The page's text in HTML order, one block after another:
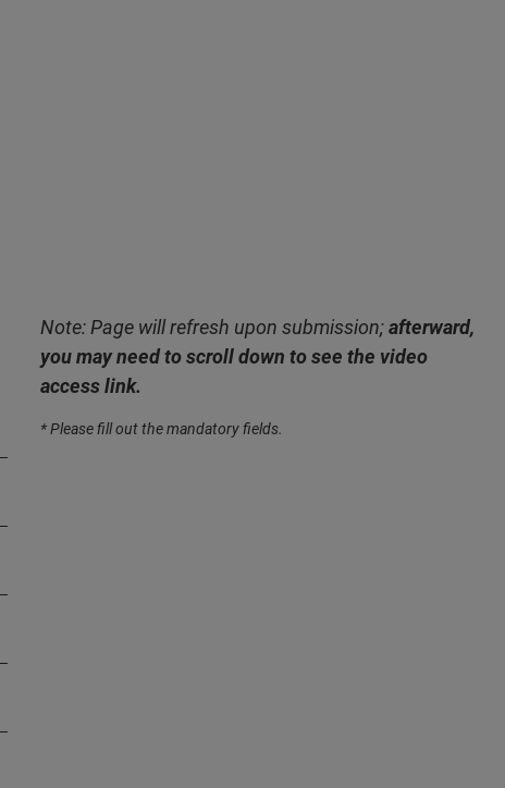
Note: Page will refresh upon submission;afterward,
you may need to scroll down to see the video
access link.
* Please fill out the mandatory fields.